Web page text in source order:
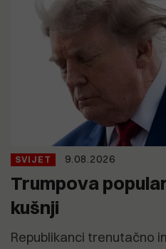
SVIJET 9.08.2026
Trumpova
kušnji
Republikanci trenutačno